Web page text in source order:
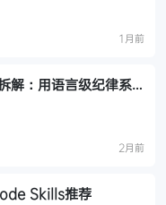
1月前
：用语言级纪律系
2月前
Skills推荐